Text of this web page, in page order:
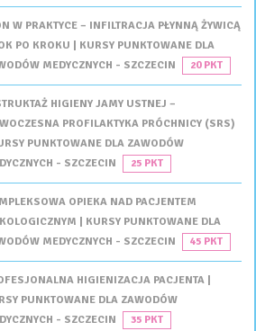
W PRAKTYCE – INFILTRACJA PŁYNNĄ ŻYWICĄ
PO KROKU | KURSY PUNKTOWANE DLA
MEDYCZNYCH - SZCZECIN
20 PKT
HIGIENY JAMY USTNEJ –
PROFILAKTYKA PRÓCHNICY (SRS)
PUNKTOWANE DLA ZAWODÓW
- SZCZECIN
25 PKT
OPIEKA NAD PACJENTEM
| KURSY PUNKTOWANE DLA
MEDYCZNYCH - SZCZECIN
45 PKT
HIGIENIZACJA PACJENTA |
PUNKTOWANE DLA ZAWODÓW
- SZCZECIN
35 PKT